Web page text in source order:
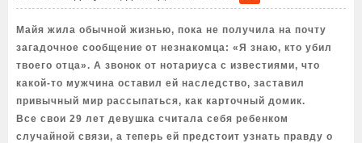
Майя жила обычной жизнью, пока не получила на почту
загадочное сообщение от незнакомца: «Я знаю, кто убил
твоего отца». А звонок от нотариуса с известиями, что
какой-то мужчина оставил ей наследство, заставил
привычный мир рассыпаться, как карточный домик.
Все свои 29 лет девушка считала себя ребенком
случайной связи, а теперь ей предстоит узнать правду о